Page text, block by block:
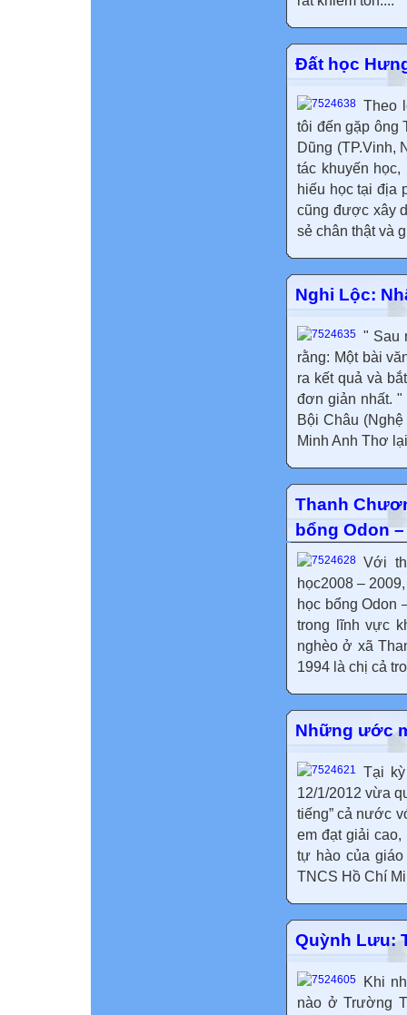
Đất học
Theo
tôi đến gặp ông
Dũng (TP.Vinh,
tác khuyến
hiếu học tại địa
cũng được xây
sẻ chân thật và
Nghi Lộc:
" Sau
rằng: Một bài
ra kết quả và
đơn giản nhất. "
Bội Châu
Minh Anh Thơ
Thanh
bổng Odon
Với
học2008 –
học bổng Odon
trong lĩnh vực
nghèo ở xã
1994 là chị cả
Những ước
Tại
12/1/2012 vừa
tiếng” cả nước
em đạt giải
tự hào của
TNCS Hồ Chí
Quỳnh Lưu:
Khi
nào ở Trường